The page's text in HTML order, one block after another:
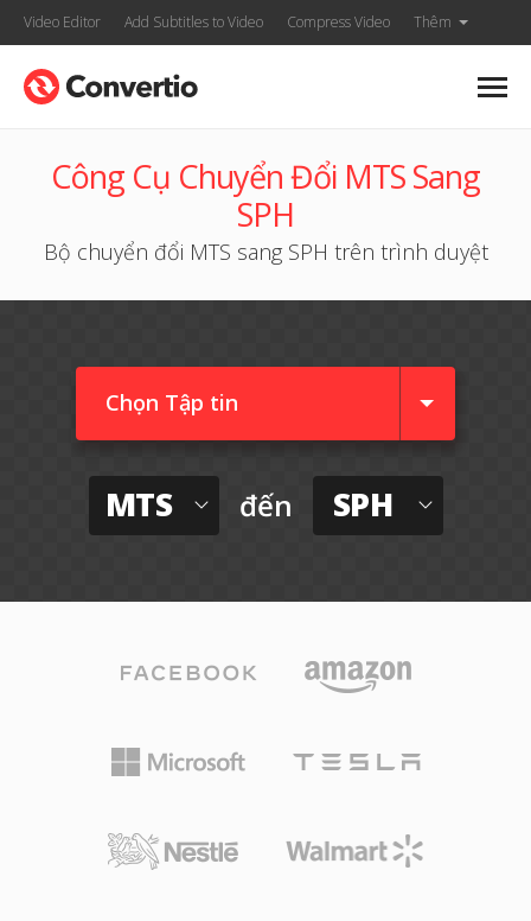
Video Editor Add Subtitles to Video Compress Video Thêm
Công Cụ Chuyển Đổi MTS Sang
SPH
Bộ chuyển đổi MTS sang SPH trên trình duyệt
Chọn Tập tin
MTS đến SPH